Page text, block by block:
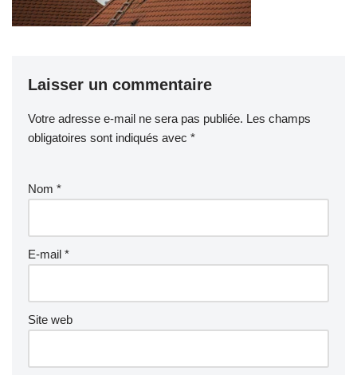
Laisser un commentaire
Votre adresse e-mail ne sera pas publiée. Les champs
obligatoires sont indiqués avec *
Nom *
E-mail *
Site web